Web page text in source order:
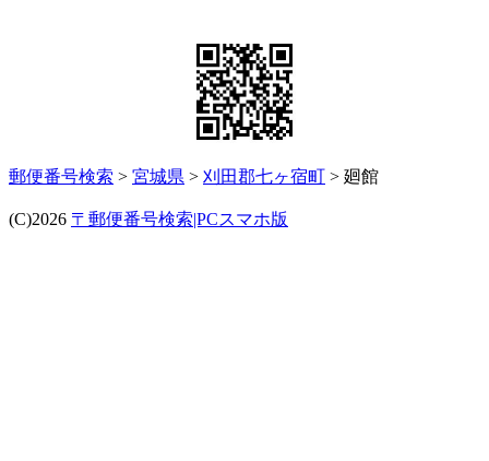
郵便番号検索 > 宮城県 > 刈田郡七ヶ宿町 > 廻館
(C)2026 〒郵便番号検索|PCスマホ版